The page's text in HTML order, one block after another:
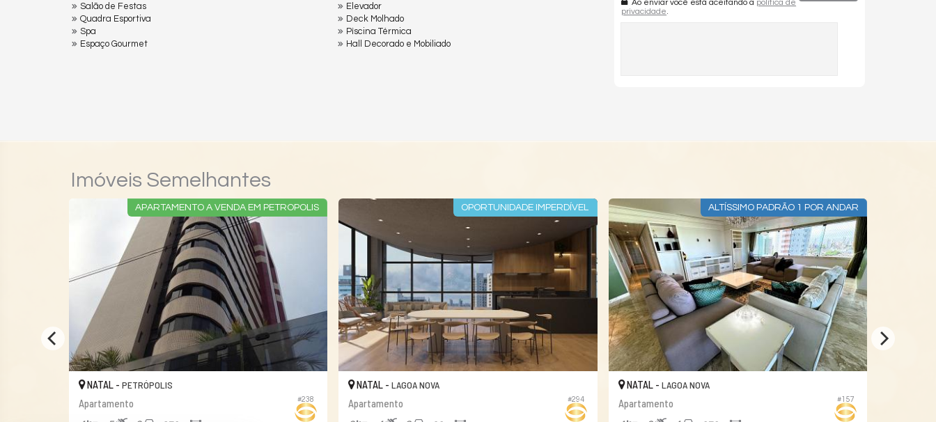
Salão de Festas
Quadra Esportiva
Spa
Espaço Gourmet
Elevador
Deck Molhado
Pìscina Térmica
Hall Decorado e Mobiliado
Ao enviar você está aceitando a política de
privacidade
Imóveis Semelhantes
APARTAMENTO A VENDA EM PETROPOLIS
#238
NATAL - PETRÓPOLIS
Apartamento
OPORTUNIDADE IMPERDÍVEL
#294
NATAL -LAGOA NOVA
Apartamento
ALTÍSSIMO PADRÃO 1 POR ANDAR
#157
NATAL - LAGOA NOVA
Apartamento